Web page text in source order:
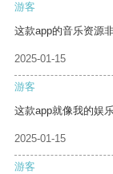
游客
这款app的音乐资源
2025-01-15
游客
这款app就像我的娱
2025-01-15
游客